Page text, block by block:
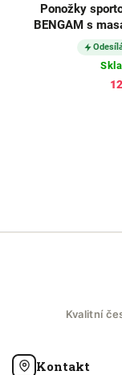
Ponožky
BENGAM s
Kvalitní
Kontakt